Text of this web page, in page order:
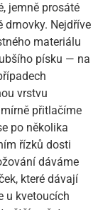
jemně prosáté
drnovky. Nejdříve
materiálu
písku — na
vrstvu
přitlačíme
po několika
řízků dosti
dáváme
které dávají
u kvetoucích